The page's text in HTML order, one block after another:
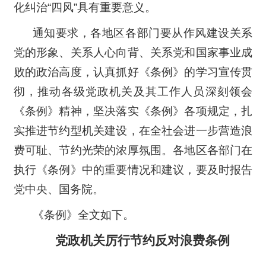
化纠治“四风”具有重要意义。
通知要求，各地区各部门要从作风建设关系
党的形象、关系人心向背、关系党和国家事业成
败的政治高度，认真抓好《条例》的学习宣传贯
彻，推动各级党政机关及其工作人员深刻领会
《条例》精神，坚决落实《条例》各项规定，扎
实推进节约型机关建设，在全社会进一步营造浪
费可耻、节约光荣的浓厚氛围。各地区各部门在
执行《条例》中的重要情况和建议，要及时报告
党中央、国务院。
《条例》全文如下。
党政机关厉行节约反对浪费条例